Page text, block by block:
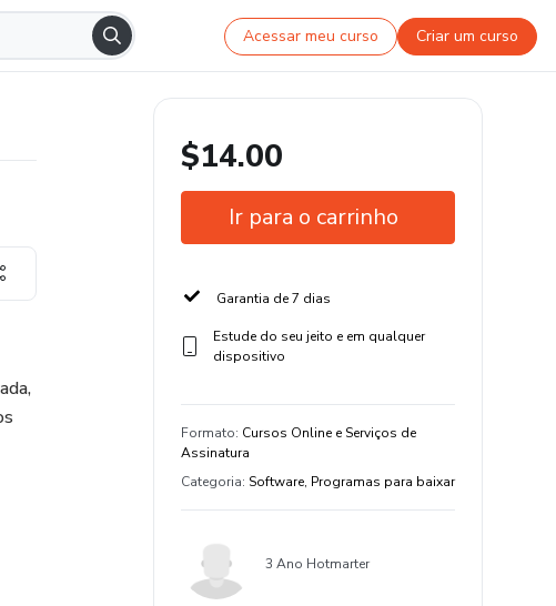
Acessar meu curso Criar um curso
$14.00
Ir para o carrinho
Garantia de 7 dias
Estude do seu jeito e em qualquer
dispositivo
Formato: Cursos Online e Serviços de
Assinatura
Categoria: Software, Programas para baixar
3 Ano Hotmarter